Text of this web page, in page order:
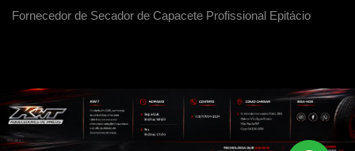
Fornecedor de Secador de Capacete Profissional Epitácio